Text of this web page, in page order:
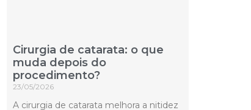
Cirurgia de catarata: o que
muda depois do
procedimento?
23/05/2026
A cirurgia de catarata melhora a nitidez